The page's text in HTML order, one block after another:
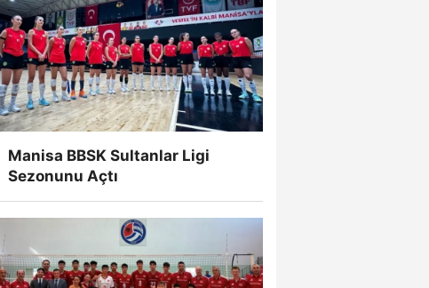
Manisa BBSK Sultanlar Ligi
Sezonunu Açtı